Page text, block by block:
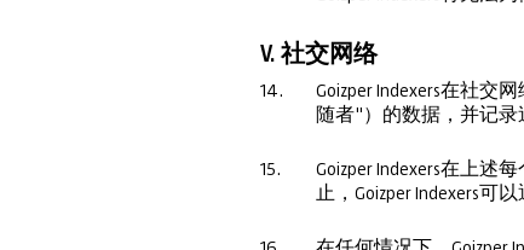
V. 社交网络
14.
Goizper Indexers在社交
随者"）的数据，并记录
15.
Goizper Indexers在上
止，Goizper Indexers